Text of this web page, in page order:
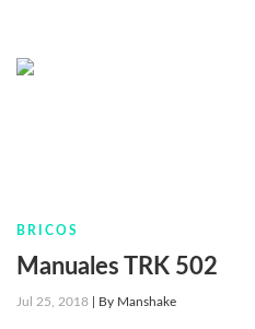
BRICOS
Manuales TRK 502
Jul 25, 2018 By Manshake